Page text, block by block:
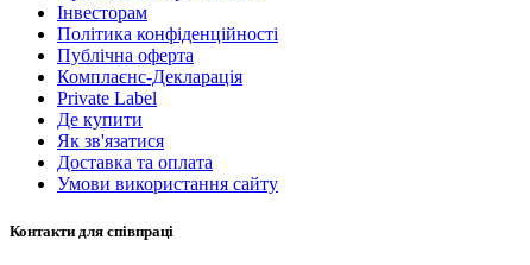
Інвесторам
Політика конфіденційності
Публічна оферта
Комплаєнс-Декларація
Private Label
Де купити
Як зв'язатися
Доставка та оплата
Умови використання сайту
Контакти для співпраці